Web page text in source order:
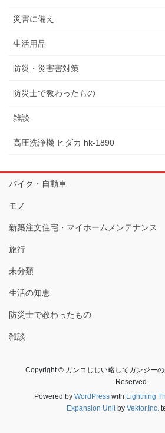
災害に備え
生活用品
防災・災害害対策
防災士で教わったもの
雑談
高圧洗浄機 ヒダカ hk-1890
バイク・自動車
モノ
新築注文住宅・マイホームメンテナンス
旅行
未分類
生活の知恵
防災士で教わったもの
雑談
Copyright © ガンコじじい略してガンジー
Reserved.
Powered by WordPresswith Lightning
Expansion Unitby Vektor,Inc.